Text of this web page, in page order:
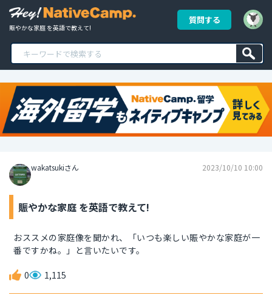
賑やかな家庭 を英語で教えて!
質問する
wakatsukiさん 2023/10/10 10:00
賑やかな家庭 を英語で教えて!
おススメの家庭像を聞かれ、「いつも楽しい賑やかな家庭が一
番ですかね。」と言いたいです。
0 1,115